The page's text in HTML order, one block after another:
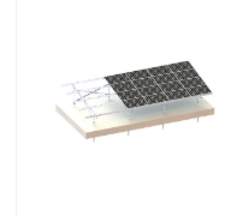
वीडियो